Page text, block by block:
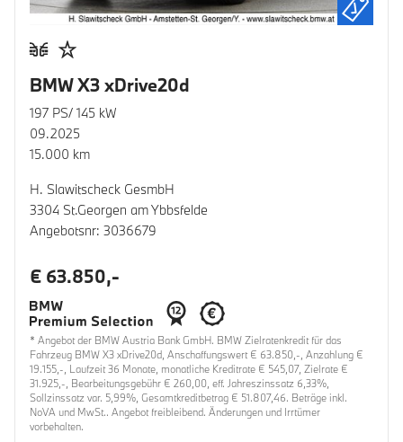
BMW X3 xDrive20d
197 PS/ 145 kW
09.2025
15.000 km
H. Slawitscheck GesmbH
3304 St.Georgen am Ybbsfelde
Angebotsnr: 3036679
€ 63.850,-
* Angebot der BMW Austria Bank GmbH. BMW Zielratenkredit für das
Fahrzeug BMW X3 xDrive20d, Anschaffungswert € 63.850,-, Anzahlung €
19.155,-, Laufzeit 36 Monate, monatliche Kreditrate € 545,07, Zielrate €
31.925,-, Bearbeitungsgebühr € 260,00, eff. Jahreszinssatz 6,33%,
Sollzinssatz var. 5,99%, Gesamtkreditbetrag € 51.807,46. Beträge inkl.
NoVA und MwSt.. Angebot freibleibend. Änderungen und Irrtümer
vorbehalten.